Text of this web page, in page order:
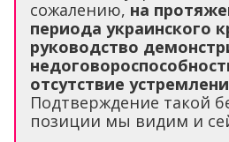
сожалению, на
периода украинского
руководство
отсутствие
Подтверждение такой
позиции мы видим и